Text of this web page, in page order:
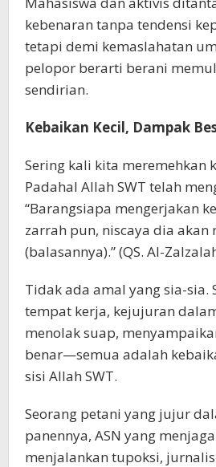
kebenaran tanpa tendensi
tetapi demi kemaslahatan
pelopor berarti berani
sendirian.
Kebaikan Kecil, Dampak
Sering kali kita meremehkan
Padahal Allah SWT telah
“Barangsiapa mengerjakan
zarrah pun, niscaya dia akan
(balasannya).” (QS. Al-
Tidak ada amal yang sia-sia.
tempat kerja, kejujuran
menolak suap,
benar—semua adalah
sisi Allah SWT.
Seorang petani yang jujur
panennya, ASN yang
menjalankan tupoksi,